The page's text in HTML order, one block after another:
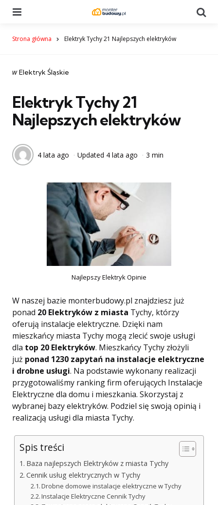
Strona główna Elektryk Tychy 21 Najlepszych elektryków
Categories
post
w Elektryk Śląskie
Elektryk Tychy 21
Najlepszych elektryków
4 lata ago Updated 4 lata ago 3 min
Najlepszy Elektryk Opinie
W naszej bazie monterbudowy.pl znajdziesz już
ponad 20 Elektryków z miasta Tychy, którzy
oferują instalacje elektryczne. Dzięki nam
mieszkańcy miasta Tychy mogą zlecić swoje usługi
dla top 20 Elektryków. Mieszkańcy Tychy złożyli
już ponad 1230 zapytań na instalacje elektryczne
i drobne usługi. Na podstawie wykonany realizacji
przygotowaliśmy ranking firm oferujących Instalacje
Elektryczne dla domu i mieszkania. Skorzystaj z
wybranej bazy elektryków. Podziel się swoją opinią i
realizacją usługi dla miasta Tychy.
Spis treści
Baza najlepszych Elektryków z miasta Tychy
Cennik usług elektrycznych w Tychy
Drobne domowe instalacje elektryczne w Tychy
Instalacje Elektryczne Cennik Tychy